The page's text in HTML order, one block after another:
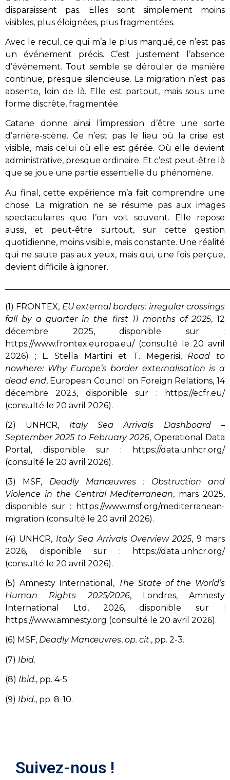
disparaissent pas. Elles sont simplement moins
visibles, plus éloignées, plus fragmentées.
Avec le recul, ce qui m’a le plus marqué, ce n’est pas
un événement précis. C’est justement l’absence
d’événement. Tout semble se dérouler de manière
continue, presque silencieuse. La migration n’est pas
absente, loin de là. Elle est partout, mais sous une
forme discrète, fragmentée.
Catane donne ainsi l’impression d’être une sorte
d’arrière-scène. Ce n’est pas le lieu où la crise est
visible, mais celui où elle est gérée. Où elle devient
administrative, presque ordinaire. Et c’est peut-être là
que se joue une partie essentielle du phénomène.
Au final, cette expérience m’a fait comprendre une
chose. La migration ne se résume pas aux images
spectaculaires que l’on voit souvent. Elle repose
aussi, et peut-être surtout, sur cette gestion
quotidienne, moins visible, mais constante. Une réalité
qui ne saute pas aux yeux, mais qui, une fois perçue,
devient difficile à ignorer.
(1) FRONTEX, EU external borders: irregular crossings
fall by a quarter in the first 11 months of 2025, 12
décembre 2025, disponible sur :
https://www.frontex.europa.eu/ (consulté le 20 avril
2026) ; L. Stella Martini et T. Megerisi, Road to
nowhere: Why Europe’s border externalisation is a
dead end, European Council on Foreign Relations, 14
décembre 2023, disponible sur : https://ecfr.eu/
(consulté le 20 avril 2026).
(2) UNHCR, Italy Sea Arrivals Dashboard –
September 2025 to February 2026, Operational Data
Portal, disponible sur : https://data.unhcr.org/
(consulté le 20 avril 2026).
(3) MSF, Deadly Manœuvres : Obstruction and
Violence in the Central Mediterranean, mars 2025,
disponible sur : https://www.msf.org/mediterranean-
migration (consulté le 20 avril 2026).
(4) UNHCR, Italy Sea Arrivals Overview 2025, 9 mars
2026, disponible sur : https://data.unhcr.org/
(consulté le 20 avril 2026).
(5) Amnesty International, The State of the World’s
Human Rights 2025/2026, Londres, Amnesty
International Ltd, 2026, disponible sur :
https://www.amnesty.org (consulté le 20 avril 2026).
(6) MSF, Deadly Manœuvres, op. cit., pp. 2-3.
(7) Ibid.
(8) Ibid., pp. 4-5.
(9) Ibid., pp. 8-10.
Suivez-nous !